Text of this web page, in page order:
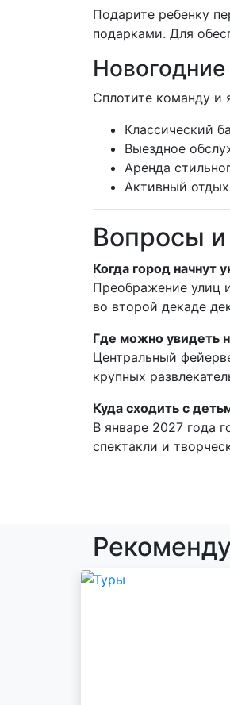
Подарите ребенку
подарками. Для
Сплотите команду
Классический
Выездное
Аренда
Активный
Вопросы
Когда город начнут
Преображение улиц
во второй декаде
Где можно увидеть
Центральный
крупных
Куда сходить с
В январе 2027 года
спектакли и